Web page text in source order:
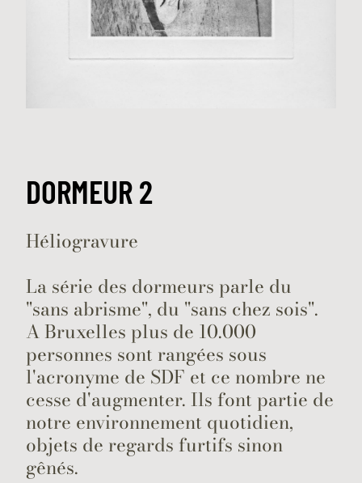
DORMEUR 2
Héliogravure
La série des dormeurs parle du
"sans abrisme", du "sans chez sois".
A Bruxelles plus de 10.000
personnes sont rangées sous
l'acronyme de SDF et ce nombre ne
cesse d'augmenter. Ils font partie de
notre environnement quotidien,
objets de regards furtifs sinon
gênés.